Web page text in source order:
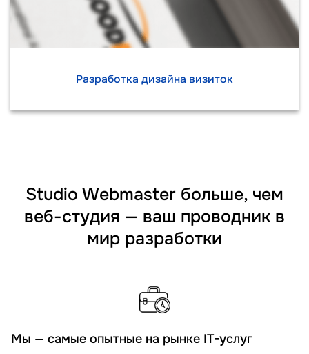
Разработка дизайна визиток
Studio Webmaster больше, чем
веб-студия — ваш проводник в
мир разработки
Мы — самые опытные на рынке IT-услуг